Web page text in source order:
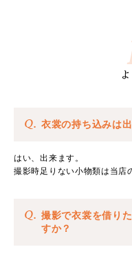
Q. 衣裳の持ち込みは
はい、出来ます。
撮影時足りない小物類は当店
Q. 撮影で衣裳を借り
すか？